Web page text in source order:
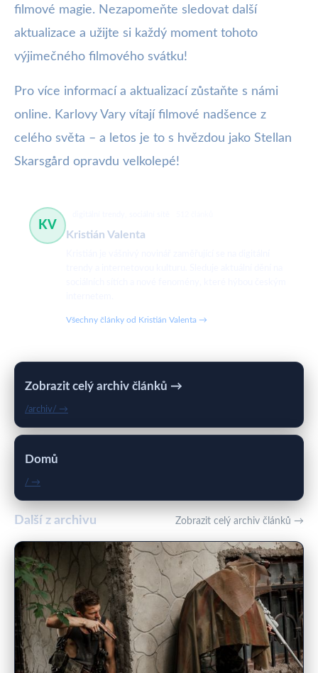
filmové magie. Nezapomeňte sledovat další
aktualizace a užijte si každý moment tohoto
výjimečného filmového svátku!
Pro více informací a aktualizací zůstaňte s námi
online. Karlovy Vary vítají filmové nadšence z
celého světa – a letos je to s hvězdou jako Stellan
Skarsgård opravdu velkolepé!
KV
Kristián Valenta
Všechny články od Kristián Valenta →
Zobrazit celý archiv článků →
/archiv/ →
Domů
/ →
Další z archivu Zobrazit celý archiv článků →